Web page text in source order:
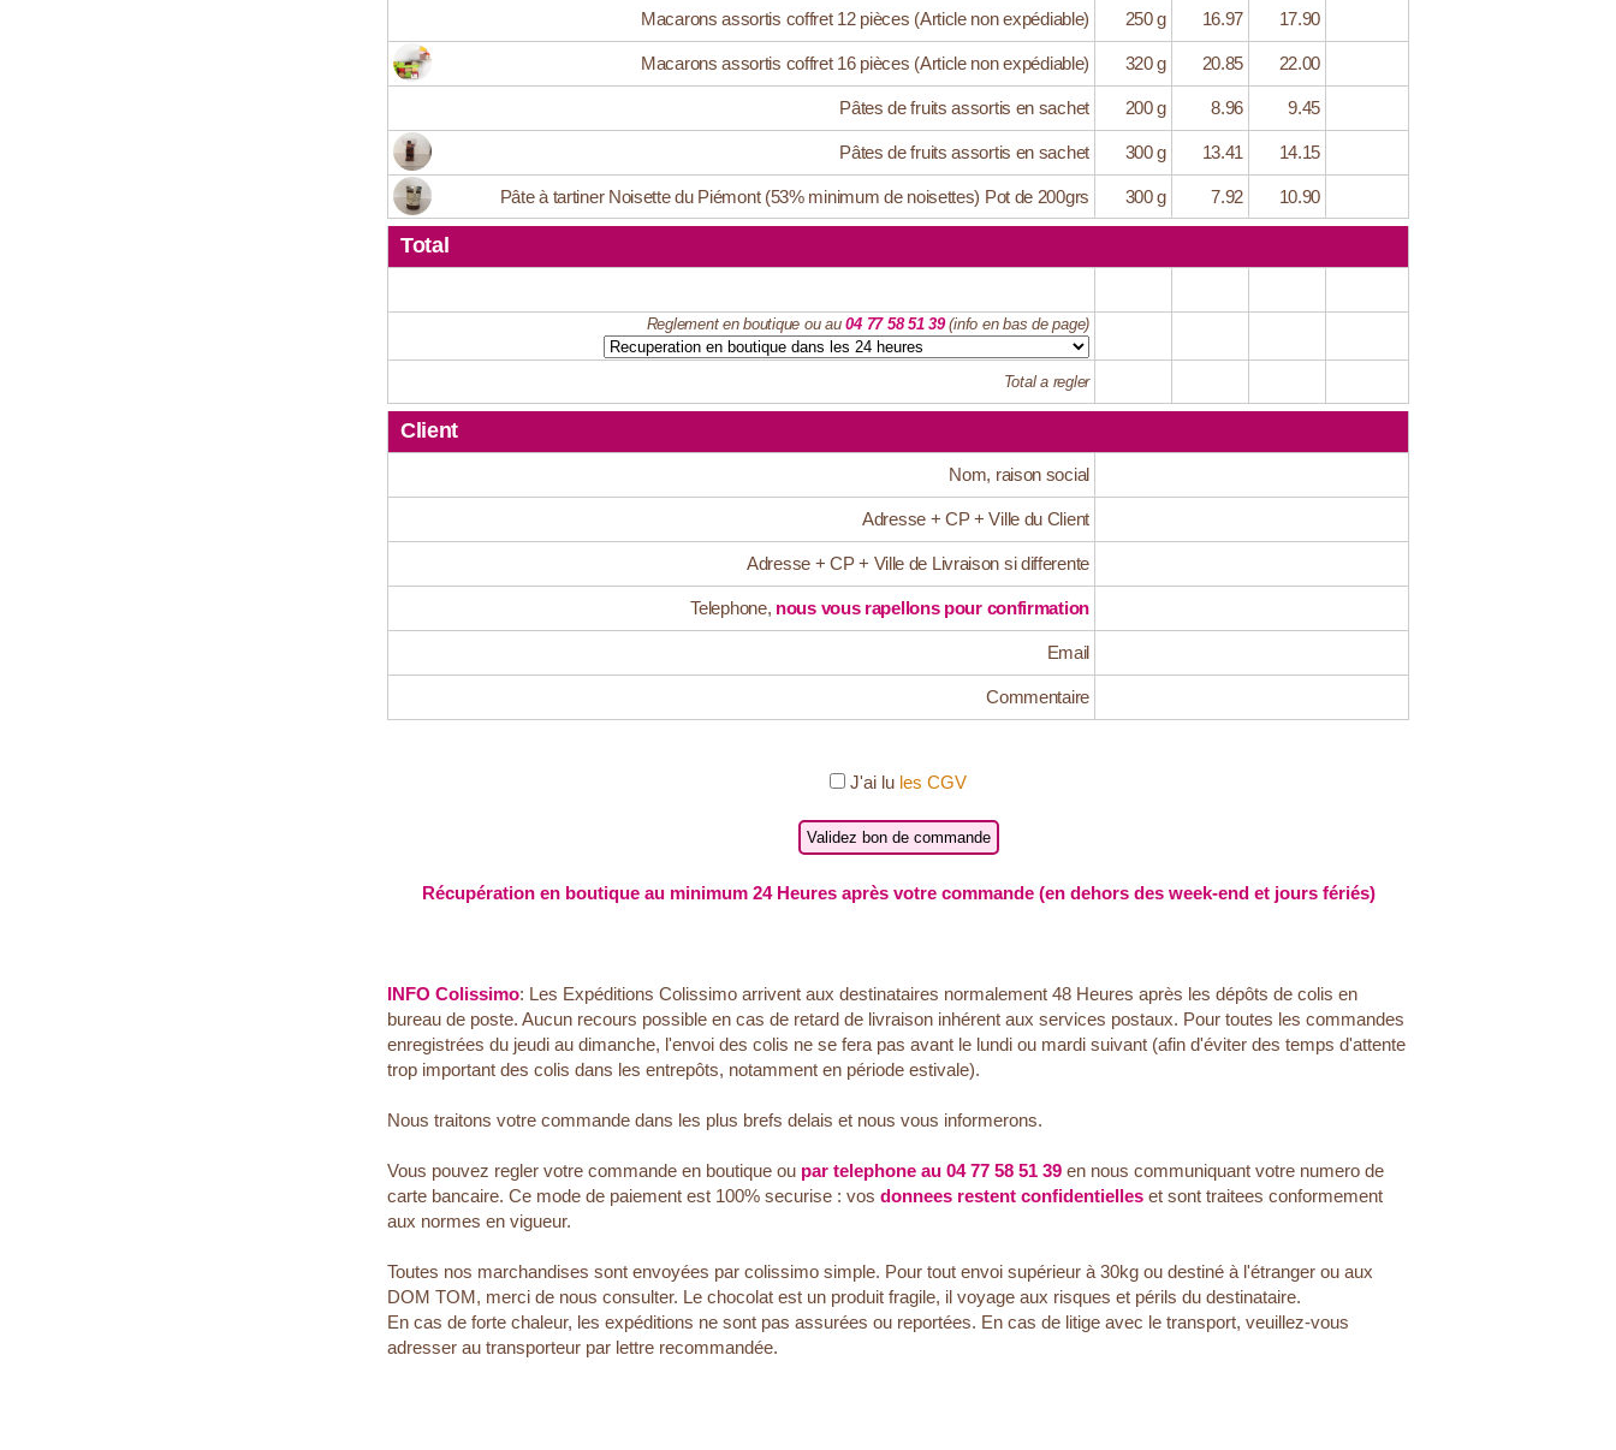
Macarons assortis coffret 12 pièces (Article non expédiable) 250 g 16.97 17.90
Macarons assortis coffret 16 pièces (Article non expédiable) 320 g 20.85 22.00
Pâtes de fruits assortis en sachet 200 g 8.96 9.45
Pâtes de fruits assortis en sachet 300 g 13.41 14.15
Pâte à tartiner Noisette du Piémont (53% minimum de noisettes) Pot de 200grs 300 g 7.92 10.90
Total
Reglement en boutique ou au04 77 58 51 39(info en bas de page)
Total a regler
Client
Nom, raison social
Adresse + CP + Ville du Client
Adresse + CP + Ville de Livraison si differente
Telephone, nous vous rapellons pour confirmation
Email
Commentaire
J'ai lu les CGV
Récupération en boutique au minimum 24 Heures après votre commande (en dehors des week-end et jours fériés)
INFO Colissimo: Les Expéditions Colissimo arrivent aux destinataires normalement 48 Heures après les dépôts de colis en
bureau de poste. Aucun recours possible en cas de retard de livraison inhérent aux services postaux. Pour toutes les commandes
enregistrées du jeudi au dimanche, l'envoi des colis ne se fera pas avant le lundi ou mardi suivant (afin d'éviter des temps d'attente
trop important des colis dans les entrepôts, notamment en période estivale).
Nous traitons votre commande dans les plus brefs delais et nous vous informerons.
Vous pouvez regler votre commande en boutique ou par telephone au 04 77 58 51 39 en nous communiquant votre numero de
carte bancaire. Ce mode de paiement est 100% securise : vos donnees restent confidentielles et sont traitees conformement
aux normes en vigueur.
Toutes nos marchandises sont envoyées par colissimo simple. Pour tout envoi supérieur à 30kg ou destiné à l'étranger ou aux
DOM TOM, merci de nous consulter. Le chocolat est un produit fragile, il voyage aux risques et périls du destinataire.
En cas de forte chaleur, les expéditions ne sont pas assurées ou reportées. En cas de litige avec le transport, veuillez-vous
adresser au transporteur par lettre recommandée.